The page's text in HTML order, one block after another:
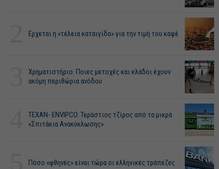
Ερχεται η «τέλεια καταιγίδα» για την τιμή του καφέ
Χρηματιστήριο: Ποιες μετοχές και κλάδοι έχουν
ακόμη περιθώρια ανόδου
ΤΕΧΑΝ- ENVIPCO: Τεράστιος τζίρος από τα μικρά
«Σπιτάκια Ανακύκλωσης»
Πόσο «φθηνές» είναι τώρα οι ελληνικές τράπεζες